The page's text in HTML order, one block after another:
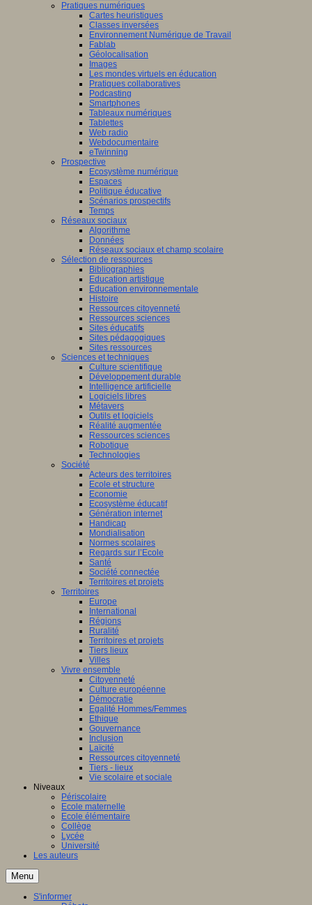
Pratiques numériques
Cartes heuristiques
Classes inversées
Environnement Numérique de Travail
Fablab
Géolocalisation
Images
Les mondes virtuels en éducation
Pratiques collaboratives
Podcasting
Smartphones
Tableaux numériques
Tablettes
Web radio
Webdocumentaire
eTwinning
Prospective
Ecosystème numérique
Espaces
Politique éducative
Scénarios prospectifs
Temps
Réseaux sociaux
Algorithme
Données
Réseaux sociaux et champ scolaire
Sélection de ressources
Bibliographies
Education artistique
Education environnementale
Histoire
Ressources citoyenneté
Ressources sciences
Sites éducatifs
Sites pédagogiques
Sites ressources
Sciences et techniques
Culture scientifique
Développement durable
Intelligence artificielle
Logiciels libres
Métavers
Outils et logiciels
Réalité augmentée
Ressources sciences
Robotique
Technologies
Société
Acteurs des territoires
Ecole et structure
Economie
Ecosystème éducatif
Génération internet
Handicap
Mondialisation
Normes scolaires
Regards sur l’Ecole
Santé
Société connectée
Territoires et projets
Territoires
Europe
International
Régions
Ruralité
Territoires et projets
Tiers lieux
Villes
Vivre ensemble
Citoyenneté
Culture européenne
Démocratie
Egalité Hommes/Femmes
Ethique
Gouvernance
Inclusion
Laïcité
Ressources citoyenneté
Tiers - lieux
Vie scolaire et sociale
Niveaux
Périscolaire
Ecole maternelle
Ecole élémentaire
Collège
Lycée
Université
Les auteurs
Menu
S'informer